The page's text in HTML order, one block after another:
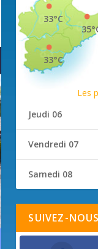
33°C
33°C
Les
Jeudi 06
Vendredi 07
Samedi 08
SUIVEZ-NOUS